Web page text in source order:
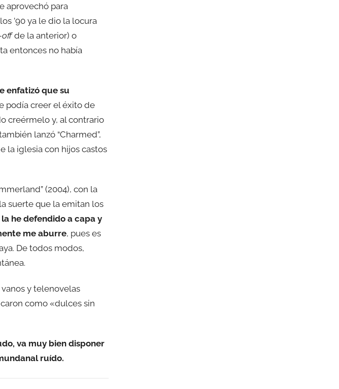
aprovechó para
’90 ya le dio la locura
offde la anterior) o
entonces no había
enfatizó que su
podía creer el éxito de
creérmelo y, al contrario
lanzó “Charmed”,
la iglesia con hijos castos
(2004), con la
suerte que la emitan los
he defendido a capa y
me aburre, pues es
De todos modos,
y telenovelas
como «dulces sin
va muy bien disponer
ruído.